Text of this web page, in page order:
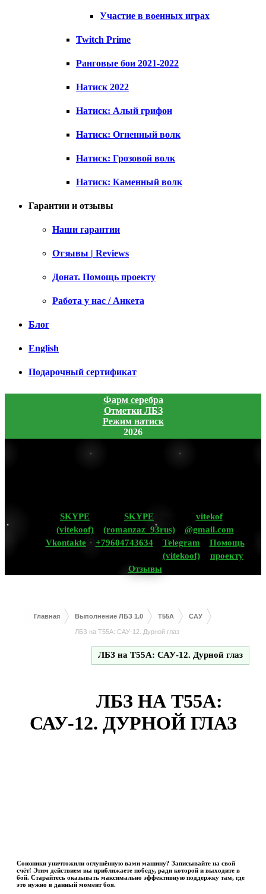
Участие в военных играх
Twitch Prime
Ранговые бои 2021-2022
Натиск 2022
Натиск: Алый грифон
Натиск: Огненный волк
Натиск: Грозовой волк
Натиск: Каменный волк
Гарантии и отзывы
Наши гарантии
Отзывы | Reviews
Донат. Помощь проекту
Работа у нас / Анкета
Блог
English
Подарочный сертификат
Фарм серебра
Отметки ЛБЗ
Режим натиск
2026
SKYPE
(vitekoof)
SKYPE
(romanzaz_93rus)
vitekof
@gmail.com
Vkontakte
+79604743634
Telegram
(vitekoof)
Помощь
проекту
Отзывы
Главная Выполнение ЛБЗ 1.0 T55A САУ
ЛБЗ на Т55А: САУ-12. Дурной глаз
ЛБЗ на Т55А: САУ-12. Дурной глаз
ЛБЗ НА Т55А:
САУ-12. ДУРНОЙ ГЛАЗ
Союзники уничтожили оглушённую вами машину? Записывайте на свой
счёт! Этим действием вы приближаете победу, ради которой и выходите в
бой. Старайтесь оказывать максимально эффективную поддержку там, где
это нужно в данный момент боя.